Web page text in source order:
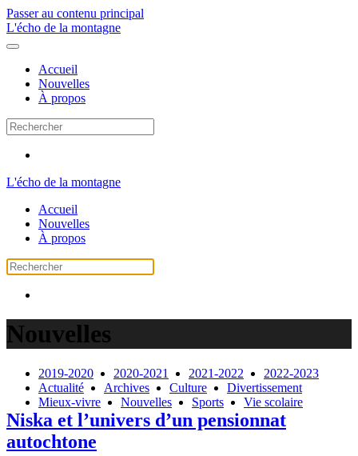
Passer au contenu principal
L'écho de la montagne
Accueil
Nouvelles
À propos
L'écho de la montagne
Accueil
Nouvelles
À propos
Nouvelles
2019-2020 2020-2021 2021-2022
2022-2023
Actualité
Archives Culture
Divertissement
Mieux-vivre
Nouvelles Sports Vie scolaire
Niska et l’univers d’un pensionnat
autochtone